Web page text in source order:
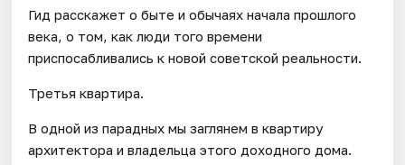
Гид расскажет о быте и обычаях начала прошлого
века, о том, как люди того времени
приспосабливались к новой советской реальности.
Третья квартира.
В одной из парадных мы заглянем в квартиру
архитектора и владельца этого доходного дома.